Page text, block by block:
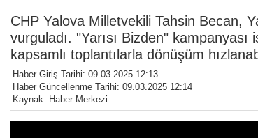
CHP Yalova Milletvekili Tahsin Becan,
vurguladı. "Yarısı Bizden" kampanyası
kapsamlı toplantılarla dönüşüm
Haber Giriş Tarihi: 09.03.2025 12:13
Haber Güncellenme Tarihi: 09.03.2025 12:14
Kaynak: Haber Merkezi